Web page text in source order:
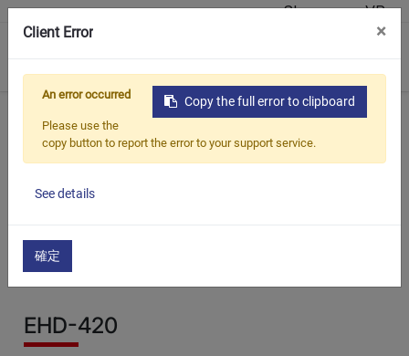
Showroom VR
Ferramentas magnéticas EHD-420
EHD-420
Client Error ×
Copy the full error to clipboard
An error occurred
Please use the
copy button to report the error to your support service.
See details
確定